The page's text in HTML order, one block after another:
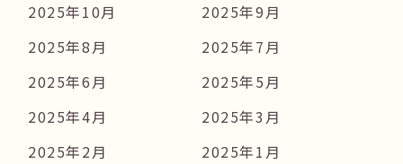
2025年10月
2025年9月
2025年8月
2025年7月
2025年6月
2025年5月
2025年4月
2025年3月
2025年2月
2025年1月